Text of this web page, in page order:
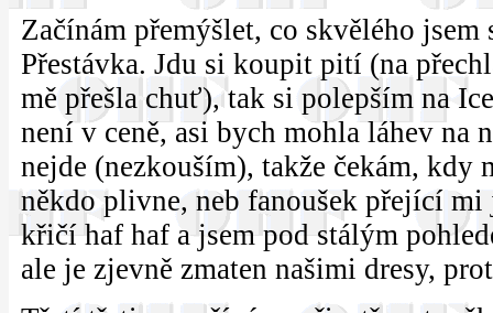
Začínám přemýšlet, co skvělého
Přestávka. Jdu si koupit pití (na
mě přešla chuť), tak si polepším na
není v ceně, asi bych mohla láhev na
nejde (nezkouším), takže čekám, kdy
někdo plivne, neb fanoušek přející
křičí haf haf a jsem pod stálým
ale je zjevně zmaten našimi dresy,